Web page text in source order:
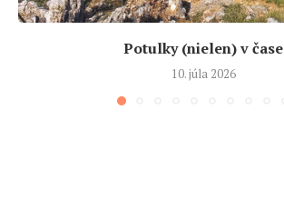
Potulky (nielen) v čase
10. júla 2026